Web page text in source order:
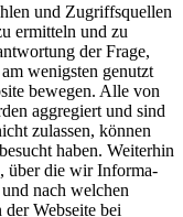
und Zugriffs­quellen
ermitteln und zu
der Frage,
wenigsten genutzt
bewegen. Alle von
aggregiert und sind
zulassen, können
haben. Weiterhin
über die wir Informa­
nach welchen
Webseite bei